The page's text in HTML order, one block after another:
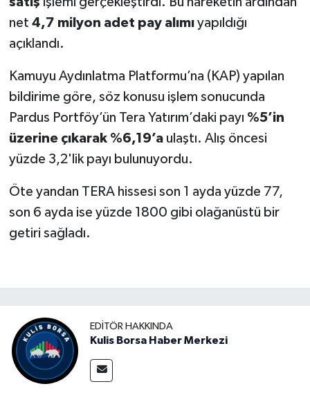
net 4,7 milyon adet pay alımıyapıldığı
açıklandı.
Kamuyu Aydınlatma Platformu’na (KAP) yapılan
bildirime göre, söz konusu işlem sonucunda
Pardus Portföy’ün Tera Yatırım’daki payı %5’in
üzerine çıkarak %6,19’aulaştı. Alış öncesi
yüzde 3,2'lik payı bulunuyordu.
Öte yandan TERA hissesi son 1 ayda yüzde 77,
son 6 ayda ise yüzde 1800 gibi olağanüstü bir
getiri sağladı.
EDITÖR HAKKINDA
Kulis Borsa Haber Merkezi